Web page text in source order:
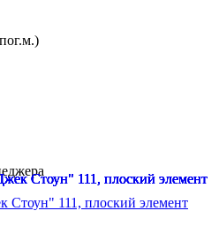
Стоун" 111, плоский элемент